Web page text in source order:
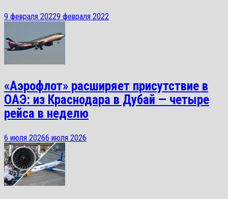
9 февраля 20229 февраля 2022
«Аэрофлот» расширяет присутствие в
ОАЭ: из Краснодара в Дубай — четыре
рейса в неделю
6 июля 20266 июля 2026